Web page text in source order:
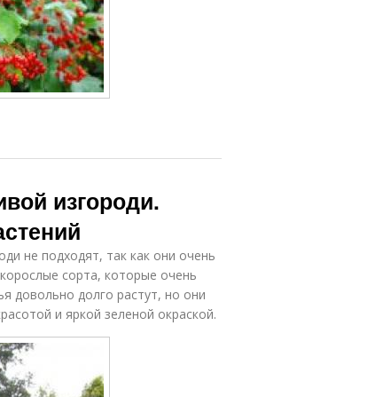
изгороди.
не подходят, так как они очень
сорта, которые очень
довольно долго растут, но они
и яркой зеленой окраской.